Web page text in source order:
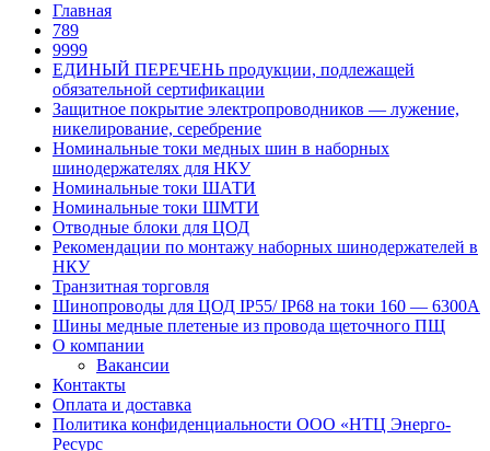
Главная
789
9999
ЕДИНЫЙ ПЕРЕЧЕНЬ продукции, подлежащей
обязательной сертификации
Защитное покрытие электропроводников — лужение,
никелирование, серебрение
Номинальные токи медных шин в наборных
шинодержателях для НКУ
Номинальные токи ШАТИ
Номинальные токи ШМТИ
Отводные блоки для ЦОД
Рекомендации по монтажу наборных шинодержателей в
НКУ
Транзитная торговля
Шинопроводы для ЦОД IP55/ IP68 на токи 160 — 6300А
Шины медные плетеные из провода щеточного ПЩ
О компании
Вакансии
Контакты
Оплата и доставка
Политика конфиденциальности ООО «НТЦ Энерго-
Ресурс